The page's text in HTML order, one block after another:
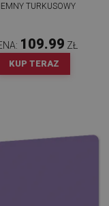
TURKUSOWY
109.99 ZŁ
KUP TERAZ